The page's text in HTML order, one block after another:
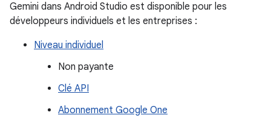
Gemini dans Android Studio est disponible pour les
développeurs individuels et les entreprises :
Niveau individuel
Non payante
Clé API
Abonnement Google One